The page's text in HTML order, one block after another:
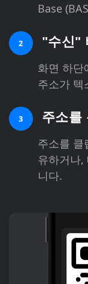
Base
2 "수신"
화면 하단
주소가 텍
3 주소를
주소를 클
유하거나,
니다.